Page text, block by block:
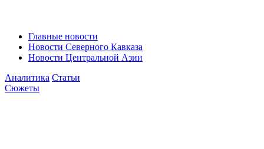
Главные новости
Новости Северного Кавказа
Новости Центральной Азии
Аналитика Статьи
Сюжеты